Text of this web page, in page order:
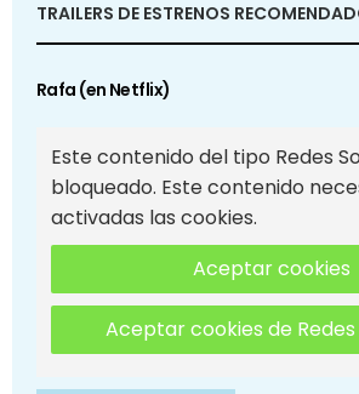
TRAILERS DE ESTRENOS
Rafa (en Netflix)
Este contenido del tipo Redes
bloqueado. Este contenido
activadas las cookies.
Aceptar cookies
Aceptar cookies de Redes